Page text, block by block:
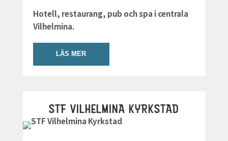
Hotell, restaurang, pub och spa i centrala
Vilhelmina.
LÄS MER
STF VILHELMINA KYRKSTAD